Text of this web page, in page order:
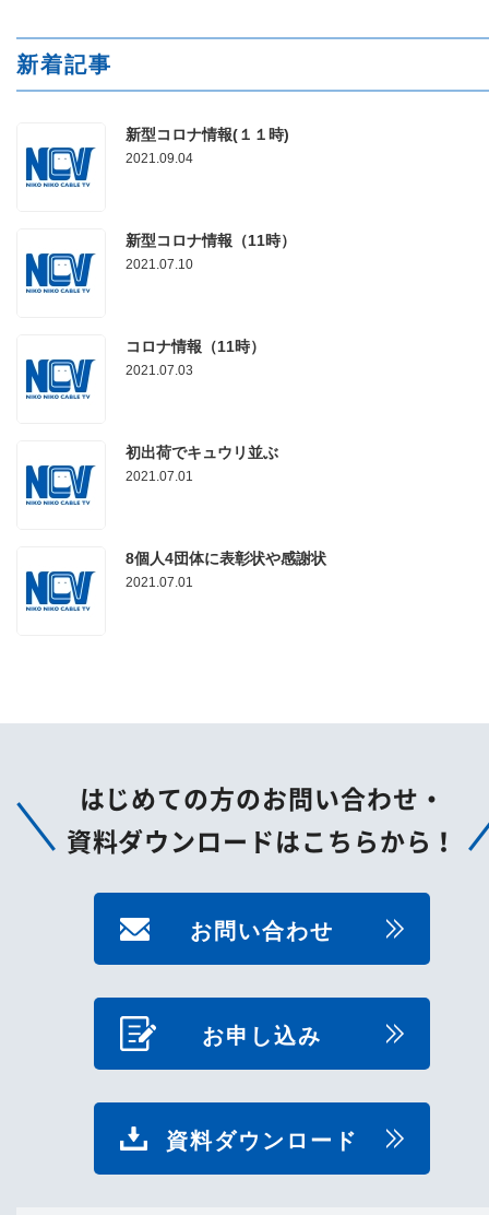
新着記事
新型コロナ情報(１１時)
2021.09.04
新型コロナ情報（11時）
2021.07.10
コロナ情報（11時）
2021.07.03
初出荷でキュウリ並ぶ
2021.07.01
8個人4団体に表彰状や感謝状
2021.07.01
はじめての方のお問い合わせ・
資料ダウンロードはこちらから！
お問い合わせ
お申し込み
資料ダウンロード